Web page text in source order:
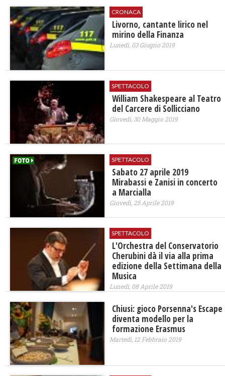
CRONACA
Livorno, cantante lirico nel
mirino della Finanza
Lunedì, 03 Giugno 2019
SPETTACOLO
William Shakespeare al Teatro
del Carcere di Sollicciano
Giovedì, 30 Maggio 2019
SPETTACOLO
Sabato 27 aprile 2019
Mirabassi e Zanisi in concerto
a Marcialla
Giovedì, 25 Aprile 2019
SPETTACOLO
L'Orchestra del Conservatorio
Cherubini dà il via alla prima
edizione della Settimana della
Musica
Lunedì, 08 Aprile 2019
​Chiusi: gioco Porsenna's Escape
diventa modello per la
formazione Erasmus
Martedì, 12 Febbraio 2019